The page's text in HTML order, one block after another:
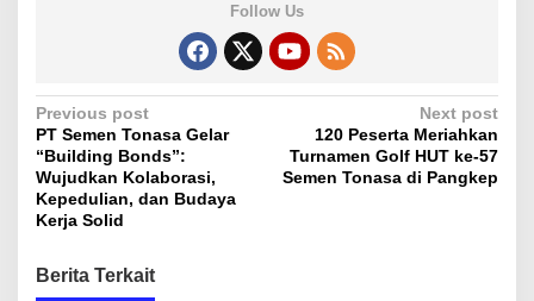
Follow Us
P
o
s
t
a
Previous post
PT Semen Tonasa Gelar
“Building Bonds”:
Wujudkan Kolaborasi,
Kepedulian, dan Budaya
Kerja Solid
Next post
120 Peserta Meriahkan
Turnamen Golf HUT ke-57
Semen Tonasa di Pangkep
Berita Terkait